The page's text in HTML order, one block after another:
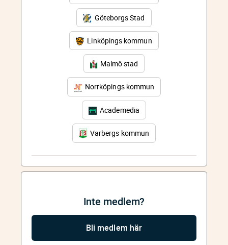
Göteborgs Stad
Linköpings kommun
Malmö stad
Norrköpings kommun
Academedia
Varbergs kommun
Inte medlem?
Bli medlem här